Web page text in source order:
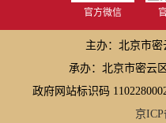
官方微信
主办：北京市
承办：北京市密云
政府网站标识码
京ICP